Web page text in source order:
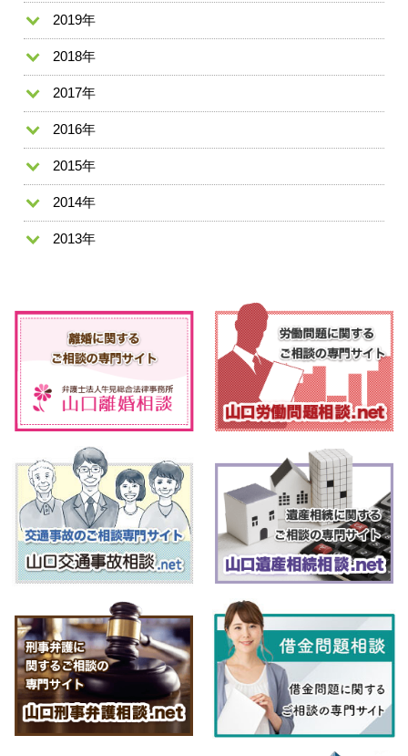
2019年
2018年
2017年
2016年
2015年
2014年
2013年